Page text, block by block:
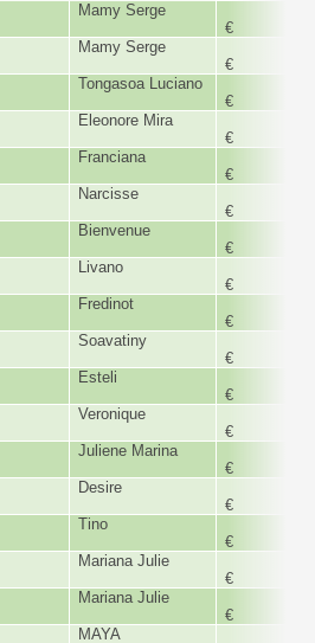
Mamy Serge
€
Mamy Serge
€
Tongasoa Luciano
€
Eleonore Mira
€
Franciana
€
Narcisse
€
Bienvenue
€
Livano
€
Fredinot
€
Soavatiny
€
Esteli
€
Veronique
€
Juliene Marina
€
Desire
€
Tino
€
Mariana Julie
€
Mariana Julie
€
MAYA